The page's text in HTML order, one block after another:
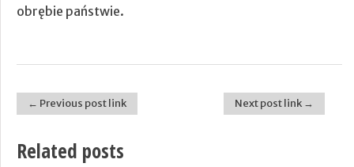
obrębie państwie.
Post navigation
← Previous post link Next post link →
Related posts